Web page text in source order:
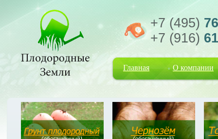
+7 (495)
+7 (916)
Главная О компании